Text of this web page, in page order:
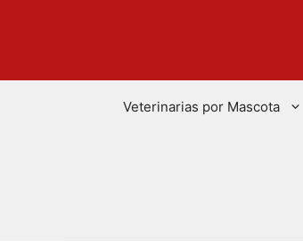
Veterinarias por Mascota